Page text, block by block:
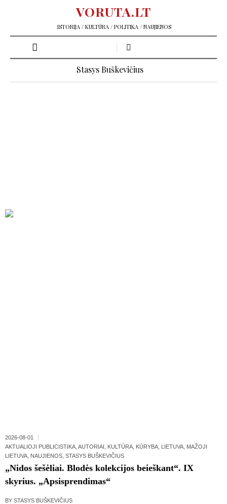
VORUTA.LT
ISTORIJA / KULTŪRA / POLITIKA / NAUJIENOS
Stasys Buškevičius
2026-08-01
AKTUALIOJI PUBLICISTIKA AUTORIAI KULTŪRA KŪRYBA LIETUVA MAŽOJI
LIETUVA NAUJIENOS STASYS BUŠKEVIČIUS
„Nidos šešėliai. Blodės kolekcijos beieškant“. IX
skyrius. „Apsisprendimas“
BY STASYS BUŠKEVIČIUS